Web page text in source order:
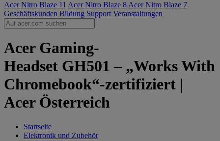
Acer Nitro Blaze 11 Acer Nitro Blaze 8 Acer Nitro Blaze 7
Geschäftskunden Bildung Support Veranstaltungen
Acer Gaming-
Headset GH501 – „Works With
Chromebook“-zertifiziert |
Acer Österreich
Startseite
Elektronik und Zubehör